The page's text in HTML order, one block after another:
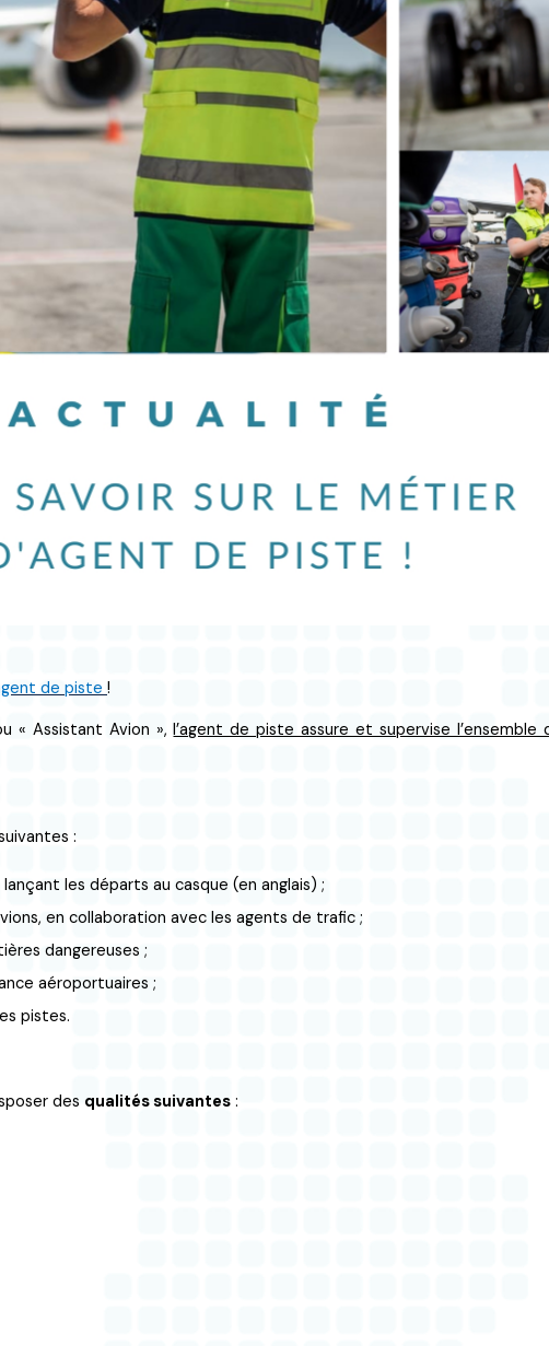
de piste !
« Assistant Avion »,l’agent de piste assure et supervise
:
les départs au casque (en anglais) ;
en collaboration avec les agents de trafic ;
dangereuses ;
aéroportuaires ;
pistes.
des qualités suivantes :